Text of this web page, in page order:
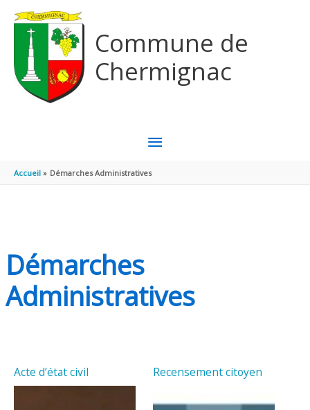
Commune de
Chermignac
MENU
PRINCIPAL
Accueil Démarches Administratives
Démarches
Administratives
Acte d’état civil Recensement citoyen